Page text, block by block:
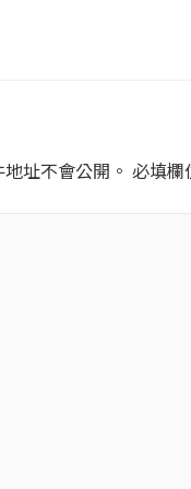
址不會公開。 必填欄